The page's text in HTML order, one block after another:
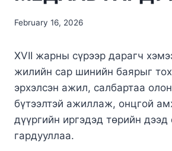
February 16, 2026
XVII жарны сүрээр дарагч
жилийн сар шинийн баярыг
эрхэлсэн ажил, салбартаа
бүтээлтэй ажиллаж, онцгой
дүүргийн иргэдэд төрийн
гардууллаа.